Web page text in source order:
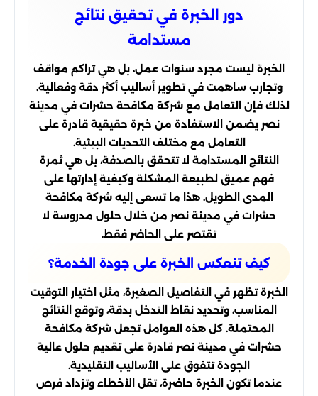
دور الخبرة في تحقيق نتائج
مستدامة
الخبرة ليست مجرد سنوات عمل، بل هي تراكم مواقف
وتجارب ساهمت في تطوير أساليب أكثر دقة وفعالية.
لذلك فإن التعامل مع شركة مكافحة حشرات في مدينة
نصر يضمن الاستفادة من خبرة حقيقية قادرة على
التعامل مع مختلف التحديات البيئية.
النتائج المستدامة لا تتحقق بالصدفة، بل هي ثمرة
فهم عميق لطبيعة المشكلة وكيفية إدارتها على
المدى الطويل. هذا ما تسعى إليه شركة مكافحة
حشرات في مدينة نصر من خلال حلول مدروسة لا
تقتصر على الحاضر فقط.
كيف تنعكس الخبرة على جودة الخدمة؟
الخبرة تظهر في التفاصيل الصغيرة، مثل اختيار التوقيت
المناسب، وتحديد نقاط التدخل بدقة، وتوقع النتائج
المحتملة. كل هذه العوامل تجعل شركة مكافحة
حشرات في مدينة نصر قادرة على تقديم حلول عالية
الجودة تتفوق على الأساليب التقليدية.
عندما تكون الخبرة حاضرة، تقل الأخطاء وتزداد فرص